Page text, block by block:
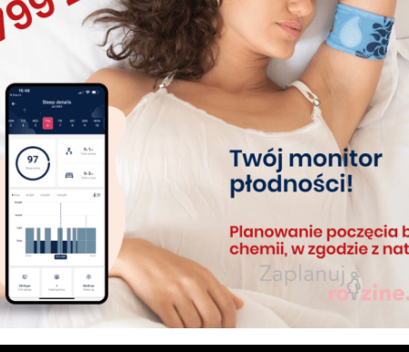
Jak dobrać rozmiar butów niemowlęcych?